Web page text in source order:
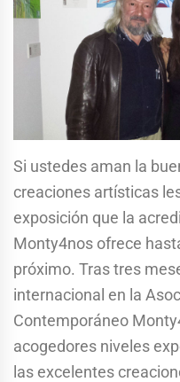
Si ustedes aman la
creaciones artísticas
exposición que la
Monty4nos ofrece
próximo. Tras tres
internacional en la
Contemporáneo
acogedores niveles
las excelentes